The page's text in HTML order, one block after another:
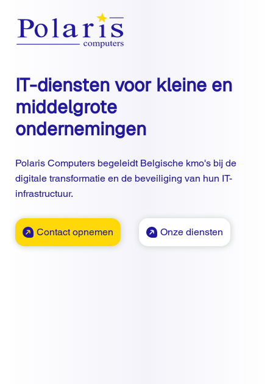
IT-diensten voor kleine en
middelgrote
ondernemingen
Polaris Computers begeleidt Belgische kmo's bij de
digitale transformatie en de beveiliging van hun IT-
infrastructuur.
Contact opnemen Onze diensten